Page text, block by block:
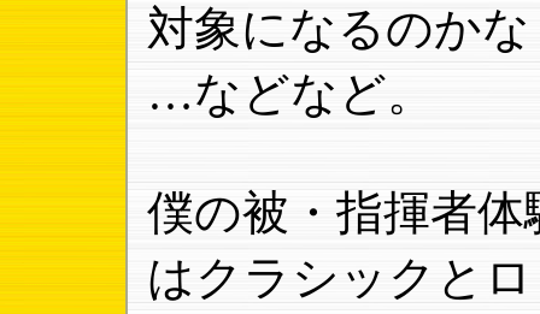
対象になるのか
…などなど。
僕の被・指揮者
はクラシックと